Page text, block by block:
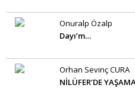
Onuralp Özalp
Dayı’m…
Orhan Sevinç CURA
NİLÜFER’DE